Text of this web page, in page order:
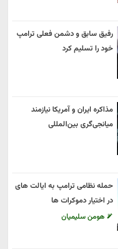
رفیق سابق و دشمن فعلی ترامپ
خود را تسلیم کرد
مذاکره ایران و آمریکا نیازمند
میانجی‌گری بین‌المللی
حمله نظامی ترامپ به ایالت های
در اختیار دموکرات ها
هومن سلیمیان